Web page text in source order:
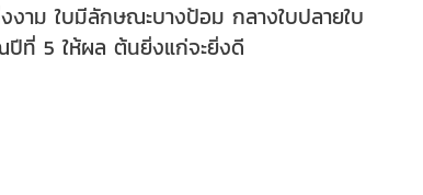
าม ใบมีลักษณะบางป้อม กลางใบปลายใบ
ปีที่ 5 ให้ผล ต้นยิ่งแก่จะยิ่งดี